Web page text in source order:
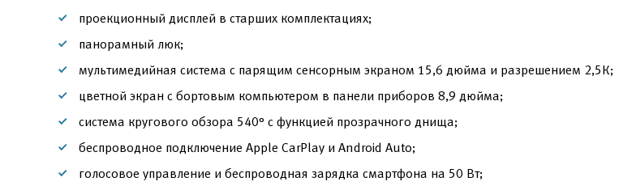
проекционный дисплей в старших комплектациях;
панорамный люк;
мультимедийная система с парящим сенсорным экраном 15,6 дюйма и разрешением 2,5К;
цветной экран с бортовым компьютером в панели приборов 8,9 дюйма;
система кругового обзора 540° с функцией прозрачного днища;
беспроводное подключение Apple CarPlay и Android Auto;
голосовое управление и беспроводная зарядка смартфона на 50 Вт;